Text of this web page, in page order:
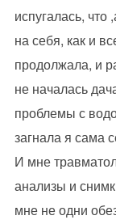
испугалась,
на себя, как и
продолжала, и
не началась
проблемы с
загнала я сама
И мне
анализы и
мне не одни